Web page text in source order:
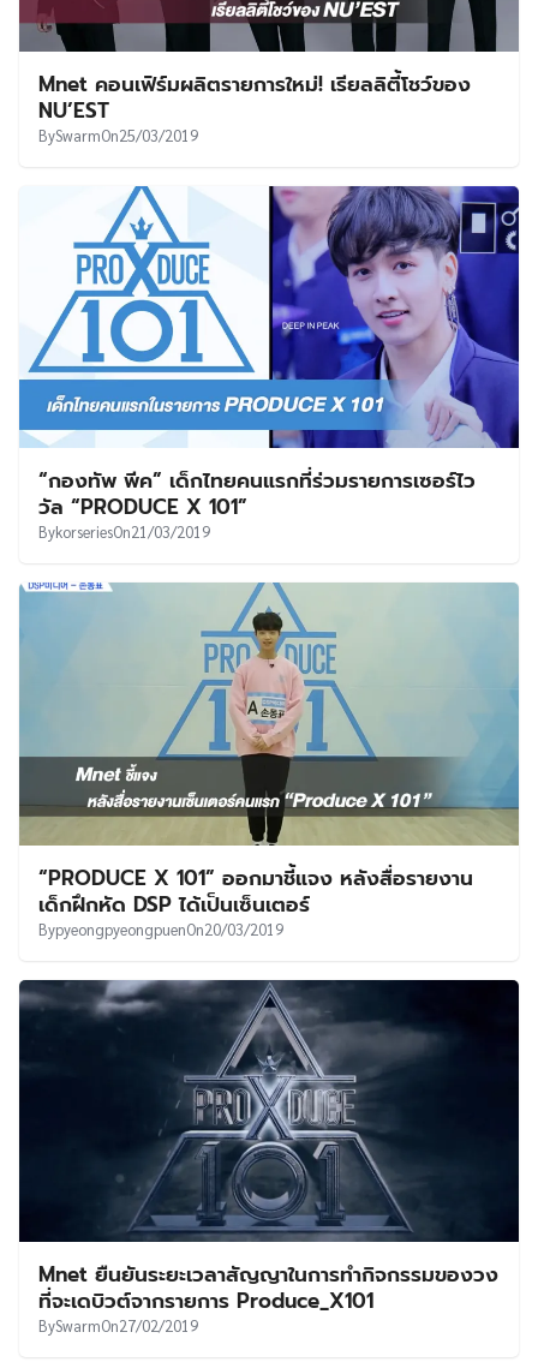
Mnet คอนเฟิร์มผลิตรายการใหม่! เรียลลิตี้โชว์ของ
NU’EST
BySwarmOn25/03/2019
“กองทัพ พีค” เด็กไทยคนแรกที่ร่วมรายการเซอร์ไว
วัล “PRODUCE X 101”
BykorseriesOn21/03/2019
“PRODUCE X 101” ออกมาชี้แจง หลังสื่อรายงาน
เด็กฝึกหัด DSP ได้เป็นเซ็นเตอร์
BypyeongpyeongpuenOn20/03/2019
Mnet ยืนยันระยะเวลาสัญญาในการทำกิจกรรมของวง
ที่จะเดบิวต์จากรายการ Produce_X101
BySwarmOn27/02/2019